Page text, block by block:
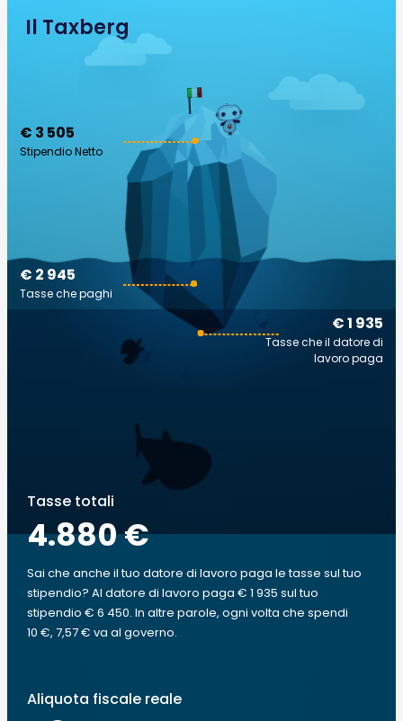
Il Taxberg
€ 3 505
Stipendio Netto
€ 1 935
Tasse che il datore di
lavoro paga
€ 2 945
Tasse che paghi
Tasse totali
4.880 €
Sai che anche il tuo datore di lavoro paga le tasse sul tuo
stipendio? Al datore di lavoro paga € 1 935 sul tuo
stipendio € 6 450. In altre parole, ogni volta che spendi
10 €, 7,57 € va al governo.
Aliquota fiscale reale